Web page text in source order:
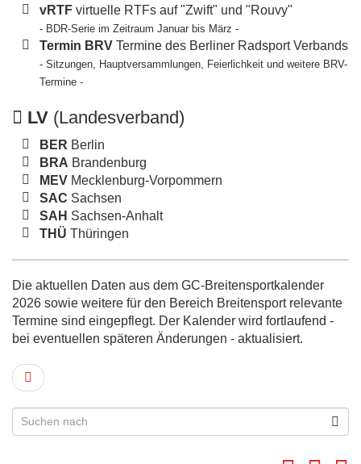
vRTF virtuelle RTFs auf "Zwift" und "Rouvy"
- BDR-Serie im Zeitraum Januar bis März -
Termin BRV Termine des Berliner Radsport Verbands
- Sitzungen, Hauptversammlungen, Feierlichkeit und weitere BRV-
Termine -
LV (Landesverband)
BER Berlin
BRA Brandenburg
MEV Mecklenburg-Vorpommern
SAC Sachsen
SAH Sachsen-Anhalt
THÜ Thüringen
Die aktuellen Daten aus dem GC-Breitensportkalender
2026 sowie weitere für den Bereich Breitensport relevante
Termine sind eingepflegt. Der Kalender wird fortlaufend -
bei eventuellen späteren Änderungen - aktualisiert.